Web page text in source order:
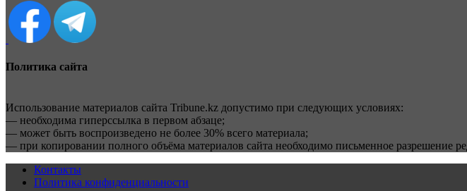
Политика сайта
Использование материалов сайта Tribune.kz допустимо при следующих условиях:
— необходима гиперссылка в первом абзаце;
— может быть воспроизведено не более 30% всего материала;
— при копировании полного объёма материалов сайта необходимо письменное разрешение
Контакты
Политика конфиденциальности